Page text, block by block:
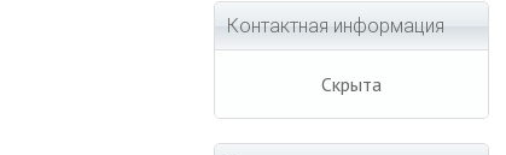
Контактная информация
Скрыта